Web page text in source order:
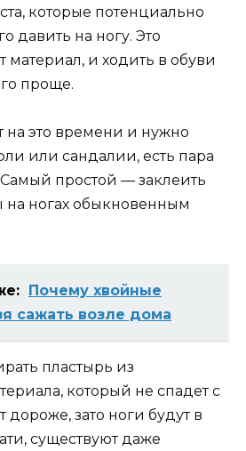
которые потенциально
давить на ногу. Это
материал, и ходить в обуви
проще.
на это времени и нужно
или сандалии, есть пара
простой — заклеить
ногах обыкновенным
Почему хвойные
сажать возле дома
пластырь из
который не спадет с
дороже, зато ноги будут в
существуют даже